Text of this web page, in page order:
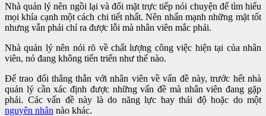
Nhà quản lý nên ngồi lại và đối mặt trực tiếp nói chuyện để tìm hiểu
mọi khía cạnh một cách chi tiết nhất. Nên nhấn mạnh những mặt tốt
nhưng vẫn phải chỉ ra được lỗi mà nhân viên mắc phải.
Nhà quản lý nên nói rõ về chất lượng công việc hiện tại của nhân
viên, nó đang không tiến triển như thế nào.
Để trao đổi thẳng thắn với nhân viên về vấn đề này, trước hết nhà
quản lý cần xác định được những vấn đề mà nhân viên đang gặp
phải. Các vấn đề này là do năng lực hay thái độ hoặc do một
nguyên nhân nào khác.